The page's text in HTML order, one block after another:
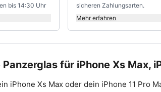
bis 14:30 Uhr
sicheren Zahlungsarten.
Mehr erfahren
für iPhone Xs Max,
iPhone Xs Max oder dein iPhone 11 Pro